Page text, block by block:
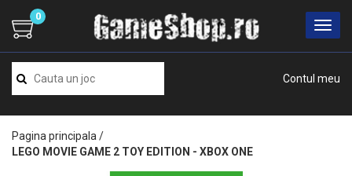
Contul meu
0
Pagina principala /
LEGO MOVIE GAME 2 TOY EDITION - XBOX ONE